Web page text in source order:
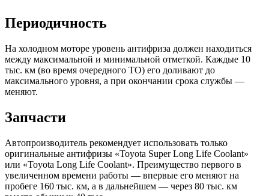
Периодичность
На холодном моторе уровень антифриза должен находиться
между максимальной и минимальной отметкой. Каждые 10
тыс. км (во время очередного ТО) его доливают до
максимального уровня, а при окончании срока службы —
меняют.
Запчасти
Автопроизводитель рекомендует использовать только
оригинальные антифризы «Toyota Super Long Life Coolant»
или «Toyota Long Life Coolant». Преимущество первого в
увеличенном времени работы — впервые его меняют на
пробеге 160 тыс. км, а в дальнейшем — через 80 тыс. км